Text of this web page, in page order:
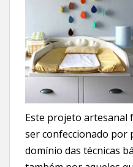
Este projeto artesanal
ser confeccionado por
domínio das técnicas